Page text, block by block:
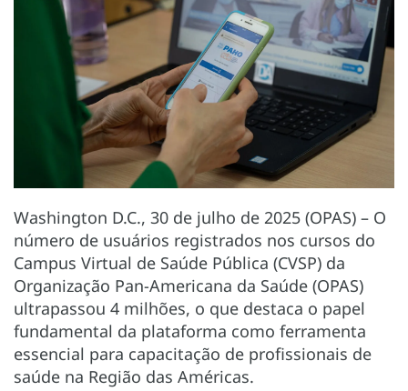
Washington D.C., 30 de julho de 2025 (OPAS) – O
número de usuários registrados nos cursos do
Campus Virtual de Saúde Pública (CVSP) da
Organização Pan-Americana da Saúde (OPAS)
ultrapassou 4 milhões, o que destaca o papel
fundamental da plataforma como ferramenta
essencial para capacitação de profissionais de
saúde na Região das Américas.